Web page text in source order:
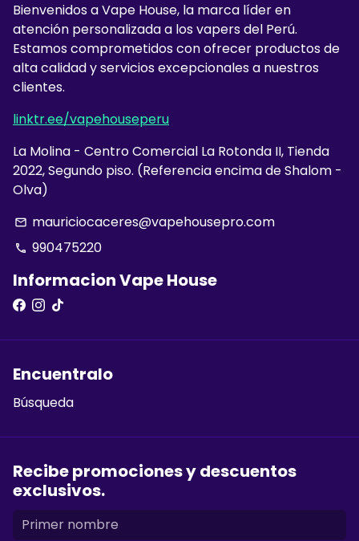
Bienvenidos a Vape House, la marca líder en
atención personalizada a los vapers del Perú.
Estamos comprometidos con ofrecer productos de
alta calidad y servicios excepcionales a nuestros
clientes.
linktr.ee/vapehouseperu
La Molina - Centro Comercial La Rotonda II, Tienda
2022, Segundo piso. (Referencia encima de Shalom -
Olva)
email mauriciocaceres@vapehousepro.com
phone 990475220
Informacion Vape House
Encuentralo
Búsqueda
Recibe promociones y descuentos
exclusivos.